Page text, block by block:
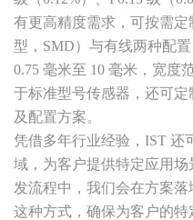
有更高精度需求，可按需
型，SMD）与有线两种配
0.75 毫米至 10 毫米，宽度
于标准型号传感器，还可
及配置方案。
凭借多年行业经验，IST 还
域，为客户提供特定应用
发流程中，我们会在方案
这种方式，确保为客户的